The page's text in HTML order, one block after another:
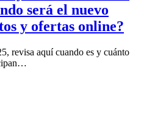
será el nuevo
y ofertas online?
revisa aquí cuando es y cuánto